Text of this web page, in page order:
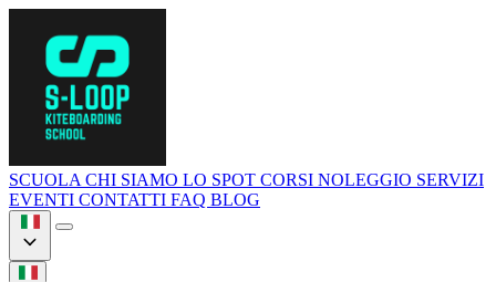
SCUOLA CHI SIAMO LO SPOT CORSI NOLEGGIO SERVIZI
EVENTI CONTATTI FAQ BLOG